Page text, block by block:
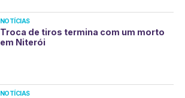
NOTÍCIAS
Troca de tiros termina com um morto
em Niterói
NOTÍCIAS